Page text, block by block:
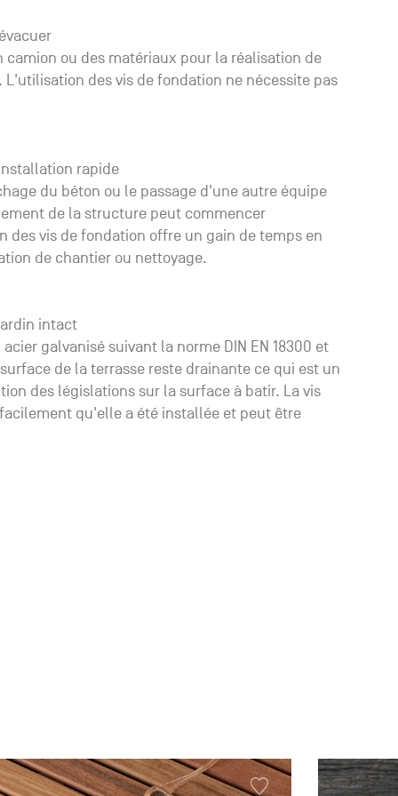
camion ou des matériaux pour la réalisation de
des vis de fondation ne nécessite pas
rapide
du béton ou le passage d'une autre équipe
de la structure peut commencer
des vis de fondation offre un gain de temps en
de chantier ou nettoyage.
intact
galvanisé suivant la norme DIN EN 18300 et
de la terrasse reste drainante ce qui est un
des législations sur la surface à batir. La vis
qu'elle a été installée et peut être